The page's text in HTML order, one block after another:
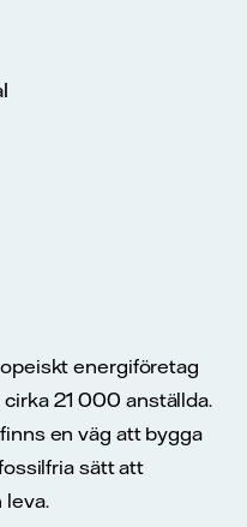
energiföretag
21 000 anställda.
en väg att bygga
sätt att
leva.